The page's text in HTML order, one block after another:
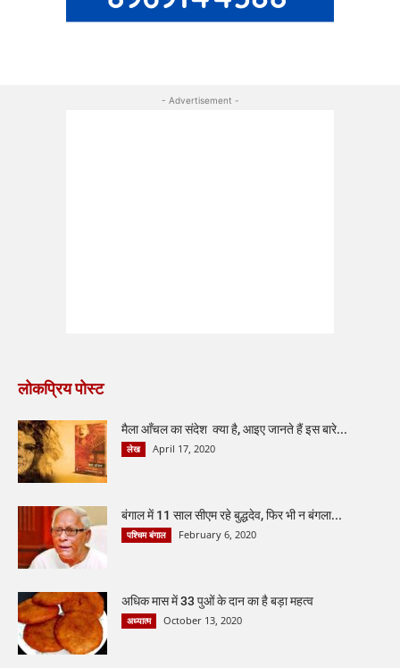
- Advertisement -
लोकप्रिय पोस्ट
मैला आँचल का संदेश क्या है, आइए जानते हैं इस बारे...
लेख April 17, 2020
बंगाल में 11 साल सीएम रहे बुद्धदेव, फिर भी न बंगला...
पश्चिम बंगाल February 6, 2020
अधिक मास में 33 पुओं के दान का है बड़ा महत्व
अध्यात्म October 13, 2020